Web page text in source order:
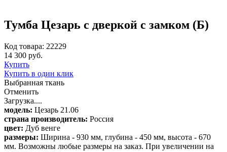
Тумба Цезарь с дверкой с замком (Б)
Код товара: 22229
14 300 руб.
Купить
Купить в один клик
Выбранная ткань
Отменить
Загрузка....
модель: Цезарь 21.06
страна производитель: Россия
цвет: Дуб венге
размеры: Ширина - 930 мм, глубина - 450 мм, высота - 670
мм. Возможны любые размеры на заказ. При увеличении на